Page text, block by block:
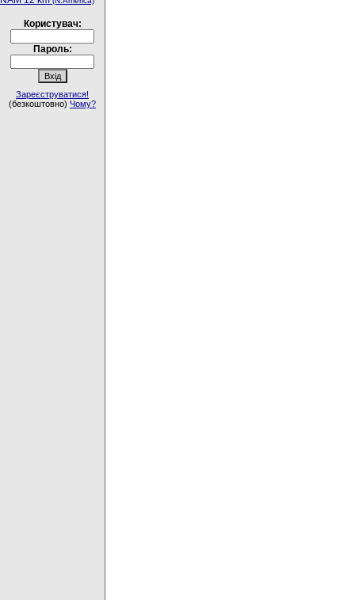
Користувач:
Пароль:
Зареєструватися!
(безкоштовно) Чому?